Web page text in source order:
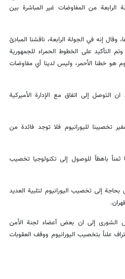
الرابعة من المفاوضات غير المباشرة بين
إنه في الجولة الرابعة، ناقشنا المبادئ
التأكيد على الخطوط الحمراء للجمهورية
هو خطنا الأحمر، وليس لدينا أي مفاوضات
التوصل إلى اتفاق مع الإدارة الأميركية
تخصيبنا لليورانيوم فلا توجد فائدة من
ثمناً باهظاً للوصول إلى تكنولوجيا تخصيب
بحاجة إلى تخصيب اليورانيوم لتلبية العديد
الشورى إلى ان بعض أعضاء لجنة الأمن
علناً بتخصيب اليورانيوم ووقف العقوبات